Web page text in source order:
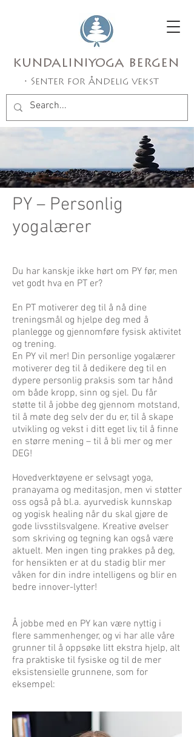
• Senter for åndelig vekst
kundaliniyoga bergen
PY – Personlig
yogalærer
Du har kanskje ikke hørt om PY før, men
vet godt hva en PT er?
En PT motiverer deg til å nå dine
treningsmål og hjelpe deg med å
planlegge og gjennomføre fysisk aktivitet
og trening.
En PY vil mer! Din personlige yogalærer
motiverer deg til å dedikere deg til en
dypere personlig praksis som tar hånd
om både kropp, sinn og sjel. Du får
støtte til å jobbe deg gjennom motstand,
til å møte deg selv der du er, til å skape
utvikling og vekst i ditt eget liv, til å finne
en større mening – til å bli mer og mer
DEG!
Hovedverktøyene er selvsagt yoga,
pranayama og meditasjon, men vi støtter
oss også på bl.a. ayurvedisk kunnskap
og yogisk healing når du skal gjøre de
gode livsstilsvalgene. Kreative øvelser
som skriving og tegning kan også være
aktuelt. Men ingen ting prakkes på deg,
for hensikten er at du stadig blir mer
våken for din indre intelligens og blir en
bedre innover-lytter!
Å jobbe med en PY kan være nyttig i
flere sammenhenger, og vi har alle våre
grunner til å oppsøke litt ekstra hjelp, alt
fra praktiske til fysiske og til de mer
eksistensielle grunnene, som for
eksempel: